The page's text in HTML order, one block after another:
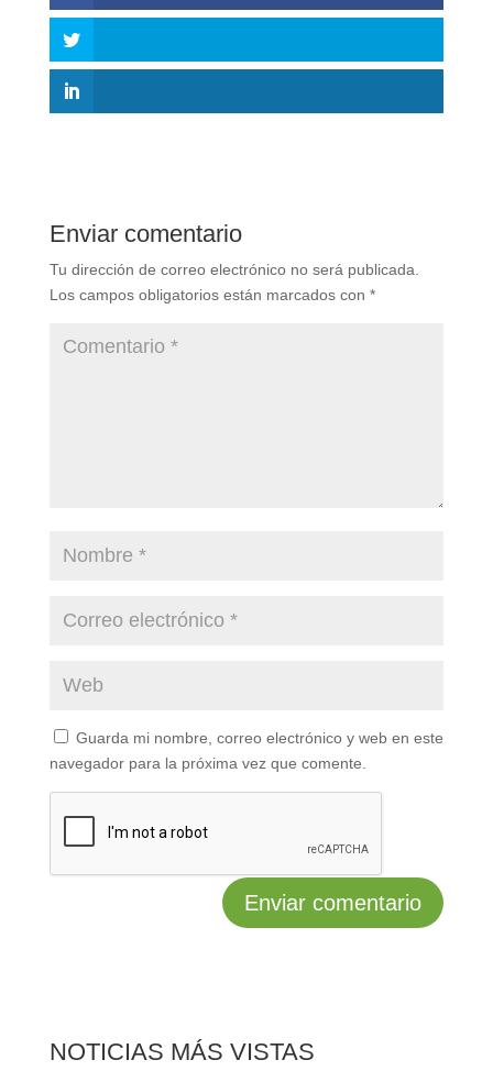
Enviar comentario
Tu dirección de correo electrónico no será publicada.
Los campos obligatorios están marcados con *
Guarda mi nombre, correo electrónico y web en este
navegador para la próxima vez que comente.
NOTICIAS MÁS VISTAS